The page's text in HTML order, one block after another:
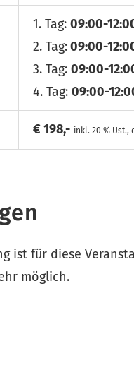
1. Tag: 09:00-
2. Tag:09:00-
3. Tag: 09:00-
4. Tag: 09:00-
€ 198,- inkl. 20 % Ust.,
ist für diese
möglich.